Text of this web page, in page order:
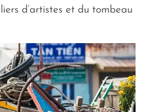
d’artistes et du tombeau